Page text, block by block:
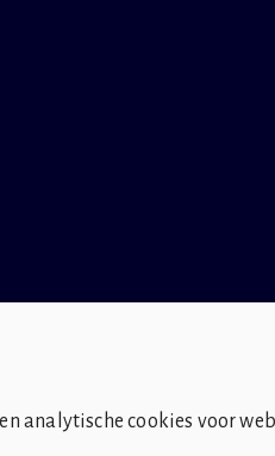
analytische cookies voor